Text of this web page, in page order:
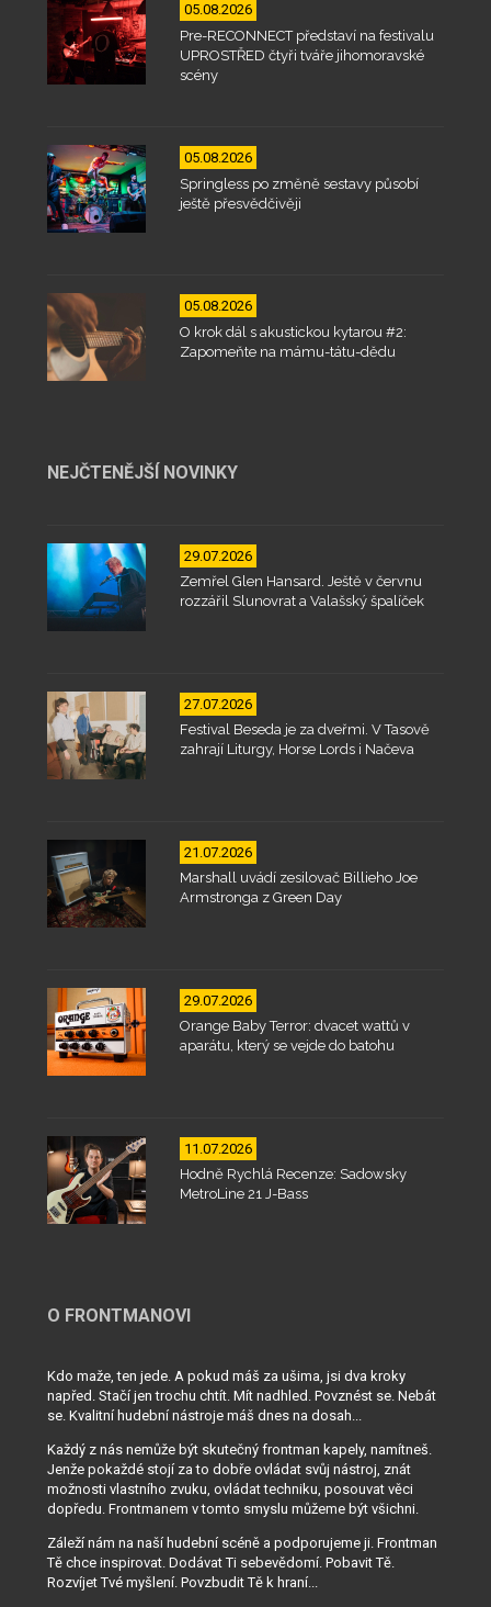
05.08.2026
Pre-RECONNECT představí na festivalu
UPROSTŘED čtyři tváře jihomoravské
scény
05.08.2026
Springless po změně sestavy působí
ještě přesvědčivěji
05.08.2026
O krok dál s akustickou kytarou #2:
Zapomeňte na mámu-tátu-dědu
NEJČTENĚJŠÍ NOVINKY
29.07.2026
Zemřel Glen Hansard. Ještě v červnu
rozzářil Slunovrat a Valašský špalíček
27.07.2026
Festival Beseda je za dveřmi. V Tasově
zahrají Liturgy, Horse Lords i Načeva
21.07.2026
Marshall uvádí zesilovač Billieho Joe
Armstronga z Green Day
29.07.2026
Orange Baby Terror: dvacet wattů v
aparátu, který se vejde do batohu
11.07.2026
Hodně Rychlá Recenze: Sadowsky
MetroLine 21 J-Bass
O FRONTMANOVI
Kdo maže, ten jede. A pokud máš za ušima, jsi dva kroky
napřed. Stačí jen trochu chtít. Mít nadhled. Povznést se. Nebát
se. Kvalitní hudební nástroje máš dnes na dosah...
Každý z nás nemůže být skutečný frontman kapely, namítneš.
Jenže pokaždé stojí za to dobře ovládat svůj nástroj, znát
možnosti vlastního zvuku, ovládat techniku, posouvat věci
dopředu. Frontmanem v tomto smyslu můžeme být všichni.
Záleží nám na naší hudební scéně a podporujeme ji. Frontman
Tě chce inspirovat. Dodávat Ti sebevědomí. Pobavit Tě.
Rozvíjet Tvé myšlení. Povzbudit Tě k hraní...